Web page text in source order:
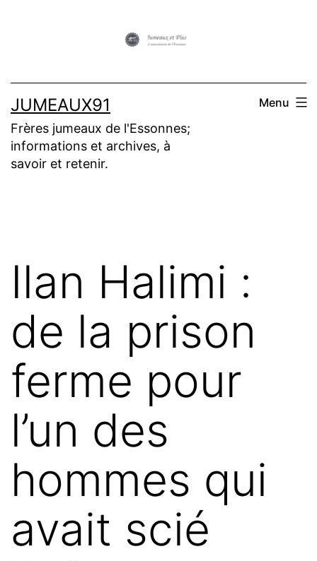
JUMEAUX91
Frères jumeaux de l'Essonnes;
informations et archives, à
savoir et retenir.
Menu
Ilan Halimi :
de la prison
ferme pour
l’un des
hommes qui
avait scié